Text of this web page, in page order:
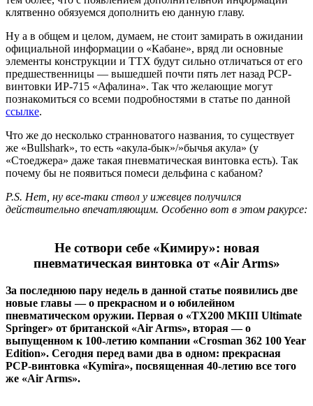
клятвенно обязуемся дополнить ею данную главу.
Ну а в общем и целом, думаем, не стоит замирать в ожидании
официальной информации о «Кабане», вряд ли основные
элементы конструкции и ТТХ будут сильно отличаться от его
предшественницы — вышедшей почти пять лет назад PCP-
винтовки ИР-715 «Афалина». Так что желающие могут
познакомиться со всеми подробностями в статье по данной
ссылке.
Что же до несколько странноватого названия, то существует
же «Bullshark», то есть «акула-бык»/»бычья акула» (у
«Стоеджера» даже такая пневматическая винтовка есть). Так
почему бы не появиться помеси дельфина с кабаном?
P.S. Нет, ну все-таки ствол у ижевцев получился
действительно впечатляющим. Особенно вот в этом ракурсе:
Не сотвори себе «Кимиру»: новая
пневматическая винтовка от «Air Arms»
За последнюю пару недель в данной статье появились две
новые главы — о прекрасном и о юбилейном
пневматическом оружии. Первая о «TX200 MKIII Ultimate
Springer» от британской «Air Arms», вторая — о
выпущенном к 100-летию компании «Crosman 362 100 Year
Edition». Сегодня перед вами два в одном: прекрасная
PCP-винтовка «Kymira», посвященная 40-летию все того
же «Air Arms».